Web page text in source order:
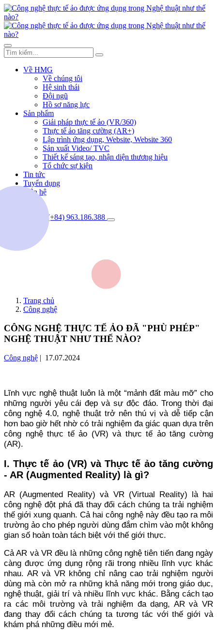
Về HMG
Về chúng tôi
Hệ sinh thái
Đội ngũ
Hồ sơ năng lực
Sản phẩm
Giải pháp thực tế ảo (VR/360)
Thực tế ảo tăng cường (AR+)
Lập trình ứng dụng, Website, Website 360
Sản xuất Video/ TVC
Thiết kế sáng tạo, nhận diện thương hiệu
Tổ chức sự kiện
Tin tức
Tuyển dụng
Liên hệ
(+84) 963.186.388
Trang chủ
Công nghệ
CÔNG NGHỆ THỰC TẾ ẢO ĐÃ "PHÙ PHÉP"
NGHỆ THUẬT NHƯ THẾ NÀO?
Công nghệ | 17.07.2024
Lĩnh vực nghệ thuật luôn là một “mảnh đất màu mỡ” cho
những người yêu cái đẹp và sự độc đáo. Trong thời đại
công nghệ 4.0, nghệ thuật trở nên thú vị và dễ tiếp cận
hơn bao giờ hết nhờ có trải nghiệm đa giác quan dựa trên
công nghệ thực tế ảo (VR) và thực tế ảo tăng cường
(AR).
I. Thực tế ảo (VR) và Thực tế ảo tăng cường
- AR (Augmented Reality) là gì?
AR (Augmented Reality) và VR (Virtual Reality) là hai
công nghệ đột phá đã thay đổi cách chúng ta trải nghiệm
thế giới xung quanh. Cả hai công nghệ này đều tạo ra môi
trường ảo cho phép người dùng đắm chìm vào một không
gian số hoàn toàn tách biệt với thế giới thực.
Cả AR và VR đều là những công nghệ tiên tiến đang ngày
càng được ứng dụng rộng rãi trong nhiều lĩnh vực khác
nhau. AR và VR không chỉ nâng cao trải nghiệm người
dùng mà còn mở ra những khả năng mới trong giáo dục,
nghệ thuật, giải trí và nhiều lĩnh vực khác. Bằng cách tạo
ra các môi trường và trải nghiệm đa dạng, AR và VR
đang thay đổi cách chúng ta tương tác với thế giới và
khám phá những điều mới mẻ.